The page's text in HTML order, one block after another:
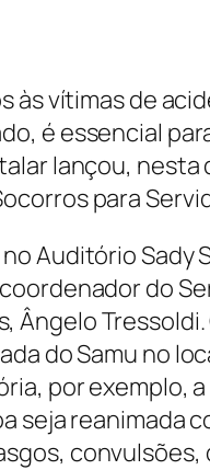
às vítimas de
é essencial
lançou,
para
Auditório Sady
do
Ângelo
do Samu no
por exemplo,
seja reanimada